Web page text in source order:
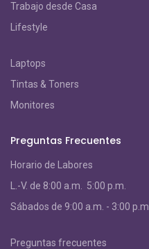
Trabajo desde Casa
Lifestyle
Laptops
Tintas & Toners
Monitores
Preguntas Frecuentes
Horario de Labores
L.-V. de 8:00 a.m. 5:00 p.m.
Sábados de 9:00 a.m. - 3:00 p.m.
Preguntas frecuentes